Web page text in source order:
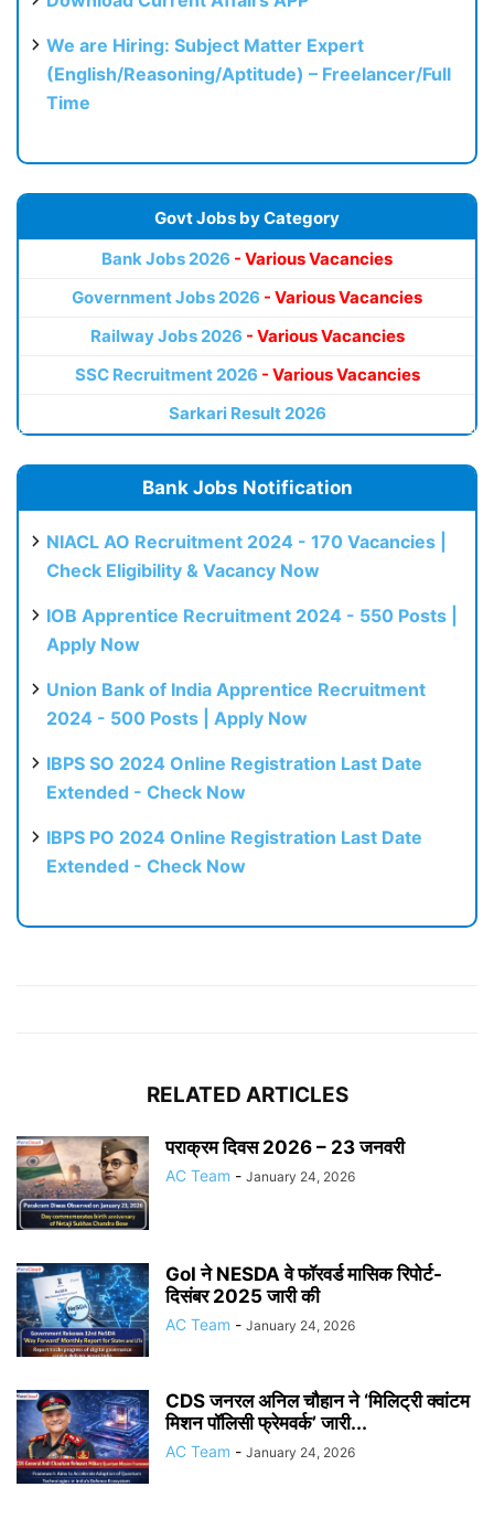
We are Hiring: Subject Matter Expert
(English/Reasoning/Aptitude) – Freelancer/Full
Time
Govt Jobs by Category
Bank Jobs 2026 - Various Vacancies
Government Jobs 2026 - Various Vacancies
Railway Jobs 2026 - Various Vacancies
SSC Recruitment 2026 - Various Vacancies
Sarkari Result 2026
Bank Jobs Notification
NIACL AO Recruitment 2024 - 170 Vacancies |
Check Eligibility & Vacancy Now
IOB Apprentice Recruitment 2024 - 550 Posts |
Apply Now
Union Bank of India Apprentice Recruitment
2024 - 500 Posts | Apply Now
IBPS SO 2024 Online Registration Last Date
Extended - Check Now
IBPS PO 2024 Online Registration Last Date
Extended - Check Now
RELATED ARTICLES
पराक्रम दिवस 2026 – 23 जनवरी
AC Team - January 24, 2026
GoI ने NESDA वे फॉरवर्ड मासिक रिपोर्ट-
दिसंबर 2025 जारी की
AC Team - January 24, 2026
CDS जनरल अनिल चौहान ने ‘मिलिट्री क्वांटम
मिशन पॉलिसी फ्रेमवर्क’ जारी...
AC Team - January 24, 2026